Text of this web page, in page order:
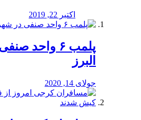
اکتبر 22, 2019
پلمب ۶ واحد
البرز
جولای 14, 2020